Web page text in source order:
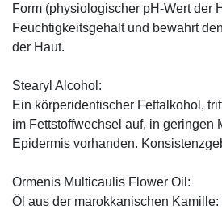
Form (physiologischer pH-Wert der
Feuchtigkeitsgehalt und bewahrt
der Haut.
Stearyl Alcohol:
Ein körperidentischer Fettalkohol,
im Fettstoffwechsel auf, in geringen
Epidermis vorhanden.
Ormenis Multicaulis Flower Oil:
Öl aus der marokkanischen